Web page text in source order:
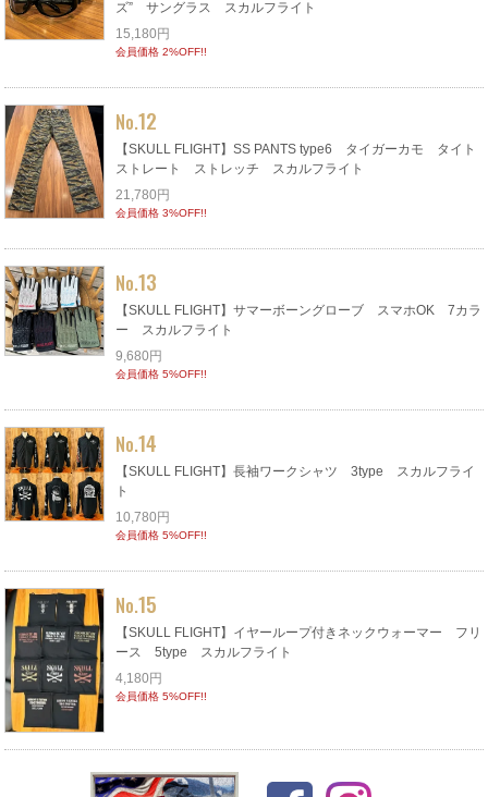
ズ” サングラス スカルフライト
15,180円
会員価格 2%OFF!!
No.12
【SKULL FLIGHT】SS PANTS type6 タイガーカモ タイト
ストレート ストレッチ スカルフライト
21,780円
会員価格 3%OFF!!
No.13
【SKULL FLIGHT】サマーボーングローブ スマホOK 7カラ
ー スカルフライト
9,680円
会員価格 5%OFF!!
No.14
【SKULL FLIGHT】長袖ワークシャツ 3type スカルフライ
ト
10,780円
会員価格 5%OFF!!
No.15
【SKULL FLIGHT】イヤーループ付きネックウォーマー フリ
ース 5type スカルフライト
4,180円
会員価格 5%OFF!!